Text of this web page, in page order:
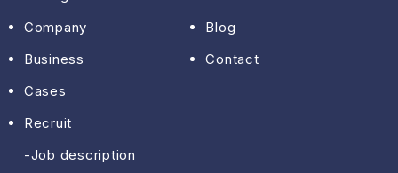
Company
Business
Cases
Blog
Contact
Recruit
Job description